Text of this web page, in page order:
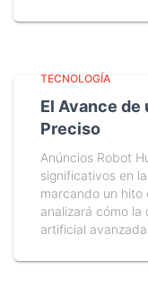
TECNOLOGÍA
El Avance de
Preciso
Anúncios Robot
significativos en
marcando un hito
analizará cómo la
artificial